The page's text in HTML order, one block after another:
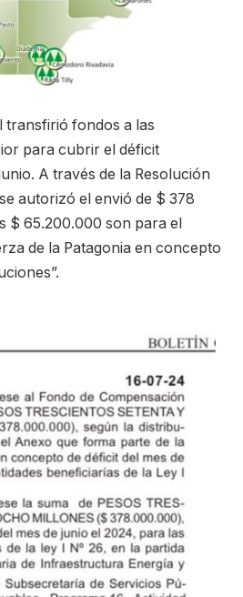
transfirió fondos a las
para cubrir el déficit
A través de la Resolución
autorizó el envió de $ 378
$ 65.200.000 son para el
de la Patagonia en concepto